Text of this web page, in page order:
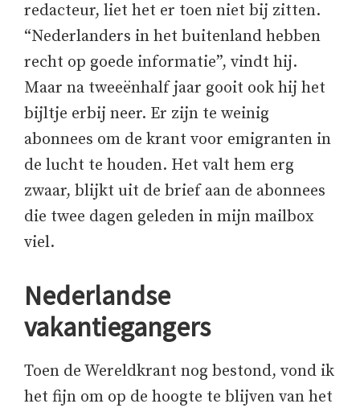
redacteur, liet het er toen niet bij zitten.
“Nederlanders in het buitenland hebben
recht op goede informatie”, vindt hij.
Maar na tweeënhalf jaar gooit ook hij het
bijltje erbij neer. Er zijn te weinig
abonnees om de krant voor emigranten in
de lucht te houden. Het valt hem erg
zwaar, blijkt uit de brief aan de abonnees
die twee dagen geleden in mijn mailbox
viel.
Nederlandse
vakantiegangers
Toen de Wereldkrant nog bestond, vond ik
het fijn om op de hoogte te blijven van het